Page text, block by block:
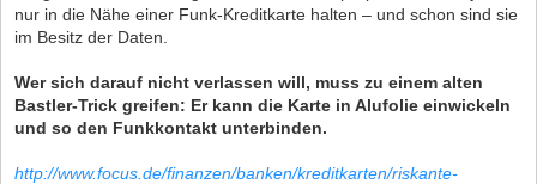
nur in die Nähe einer Funk-Kreditkarte halten – und schon sind sie
im Besitz der Daten.
Wer sich darauf nicht verlassen will, muss zu einem alten
Bastler-Trick greifen: Er kann die Karte in Alufolie einwickeln
und so den Funkkontakt unterbinden.
http://www.focus.de/finanzen/banken/kreditkarten/riskante-